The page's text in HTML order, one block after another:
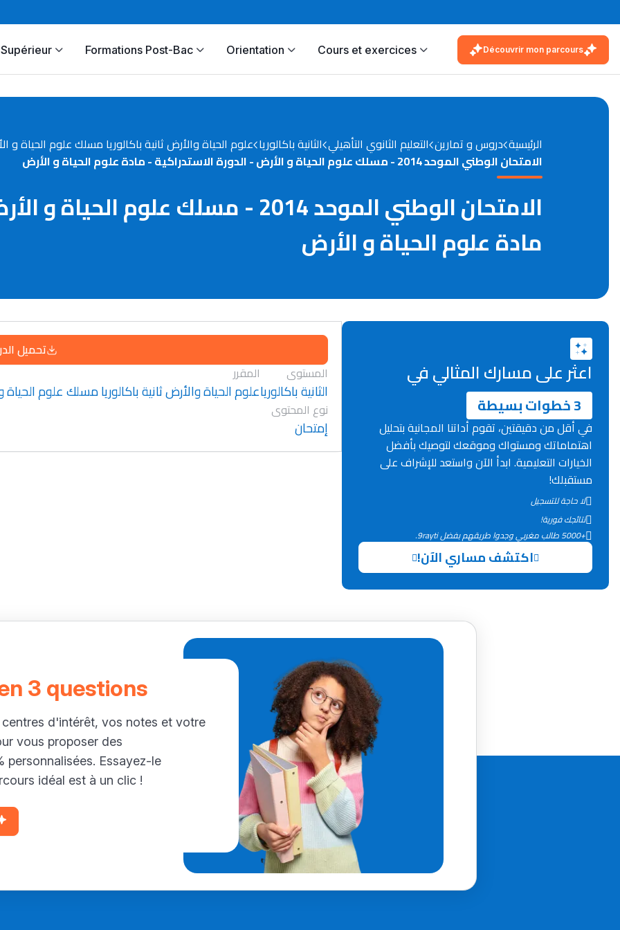
Formations Post-Bac Orientation Cours et exercices Découvrir mon parcours
الرئيسية دروس و تمارين التعليم الثانوي التأهيلي الثانية باكالوريا علوم الحياة والأرض ثانية باكالوريا مسلك علوم الحياة و
الامتحان الوطني الموحد 2014 - مسلك علوم الحياة و الأرض - الدورة الاستدراكية - مادة علوم الحياة و الأرض
الامتحان الوطني الموحد 2014 - مسلك
مادة علوم الحياة و الأرض
تحميل
المستوى
الثانية باكالوريا
المقرر
علوم الحياة والأرض ثانية باكالوريا مسلك علوم
نوع المحتوى
إمتحان
اعثر على مسارك المثالي في
3 خطوات بسيطة
في أقل من دقيقتين، تقوم أداتنا المجانية بتحليل
اهتماماتك ومستواك وموقعك لتوصيك بأفضل
الخيارات التعليمية. ابدأ الآن واستعد للإشراف على
مستقبلك!
لا حاجة للتسجيل
نتائجك فورية!
+5000 طالب مغربي وجدوا طريقهم بفضل 9rayti.
اكتشف مساري الآن!
3 questions
d'intérêt, vos notes et votre
vous proposer des
personnalisées. Essayez-le
idéal est à un clic !